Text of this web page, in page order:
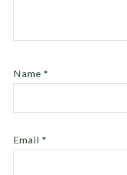
Name*
Email*